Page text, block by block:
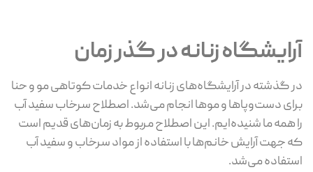
آرایشگاه زنانه در گذر زمان
در گذشته در آرایشگاه‌های زنانه انواع خدمات کوتاهی مو و حنا
برای دست‌وپاها و موها انجام می‌شد. اصطلاح سرخاب سفید آب
را همه ما شنیده‌ایم. این اصطلاح مربوط به زمان‌های قدیم است
که جهت آرایش خانم‌ها با استفاده از مواد سرخاب و سفید آب
استفاده می‌شد.